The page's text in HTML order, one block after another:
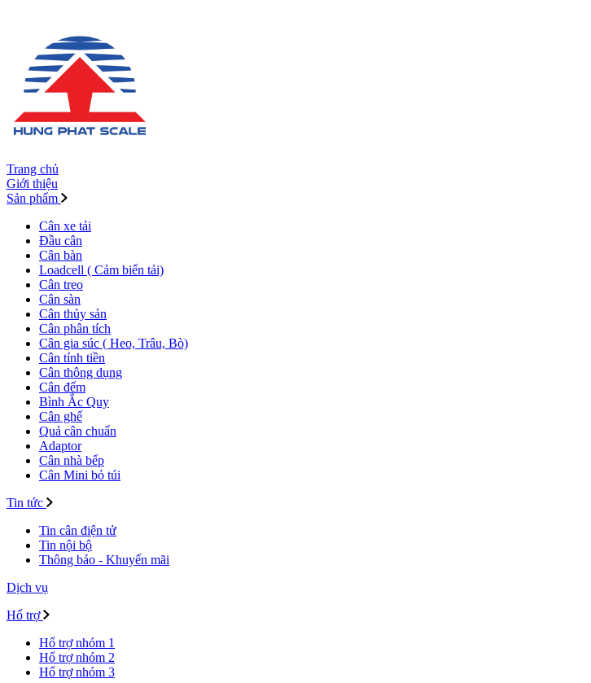
Trang chủ
Giới thiệu
Sản phẩm
Cân xe tải
Đầu cân
Cân bàn
Loadcell ( Cảm biến tải)
Cân treo
Cân sàn
Cân thủy sản
Cân phân tích
Cân gia súc ( Heo, Trâu, Bò)
Cân tính tiền
Cân thông dụng
Cân đếm
Bình Ắc Quy
Cân ghế
Quả cân chuẩn
Adaptor
Cân nhà bếp
Cân Mini bỏ túi
Tin tức
Tin cân điện tử
Tin nội bộ
Thông báo - Khuyến mãi
Dịch vụ
Hổ trợ
Hổ trợ nhóm 1
Hổ trợ nhóm 2
Hổ trợ nhóm 3